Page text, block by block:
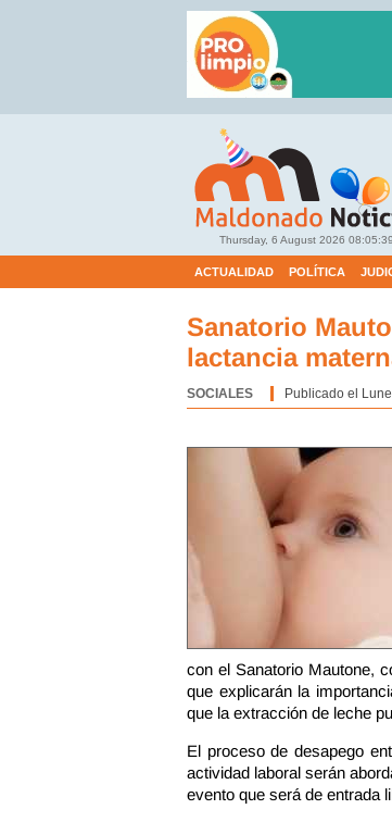
Thursday, 6 August 2026 08:05:40
ACTUALIDAD POLÍTICA
Sanatorio
lactancia
SOCIALES Publicado el
con el Sanatorio Mautone,
que explicarán la
que la extracción de leche
El proceso de desapego
actividad laboral serán
evento que será de entrada